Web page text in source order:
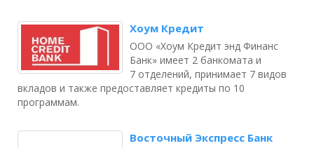
Хоум Кредит
ООО «Хоум Кредит энд Финанс
Банк» имеет 2 банкомата и
7 отделений, принимает 7 видов
вкладов и также предоставляет кредиты по 10
программам.
Восточный Экспресс Банк